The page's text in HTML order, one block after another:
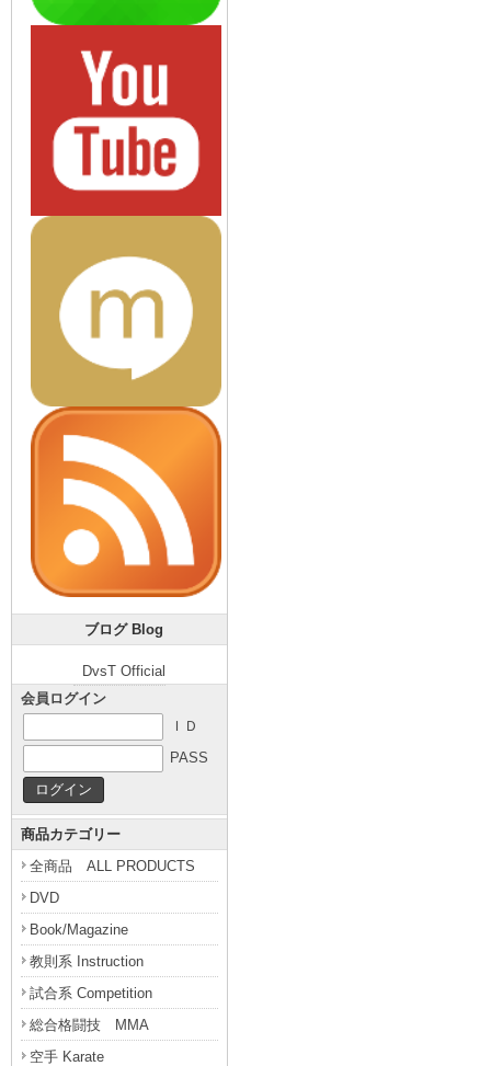
ブログ Blog
DvsT Official
会員ログイン
ＩＤ
PASS
商品カテゴリー
全商品 ALL PRODUCTS
DVD
Book/Magazine
教則系 Instruction
試合系 Competition
総合格闘技 MMA
空手 Karate